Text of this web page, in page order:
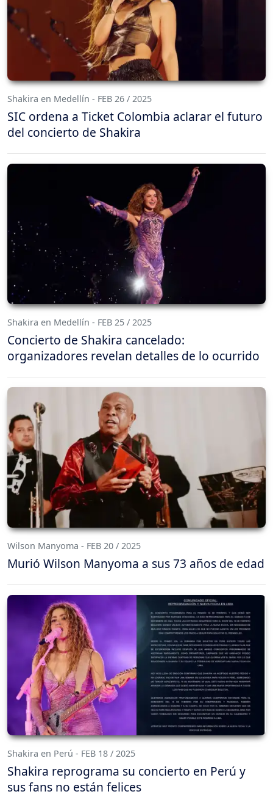
Shakira en Medellín - FEB 26 / 2025
SIC ordena a Ticket Colombia aclarar el futuro
del concierto de Shakira
Shakira en Medellín - FEB 25 / 2025
Concierto de Shakira cancelado:
organizadores revelan detalles de lo ocurrido
Wilson Manyoma - FEB 20 / 2025
Murió Wilson Manyoma a sus 73 años de edad
Shakira en Perú - FEB 18 / 2025
Shakira reprograma su concierto en Perú y
sus fans no están felices